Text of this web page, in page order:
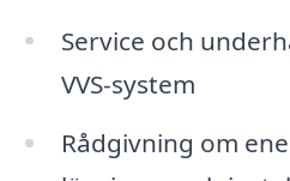
Service och
VVS-system
Rådgivning om